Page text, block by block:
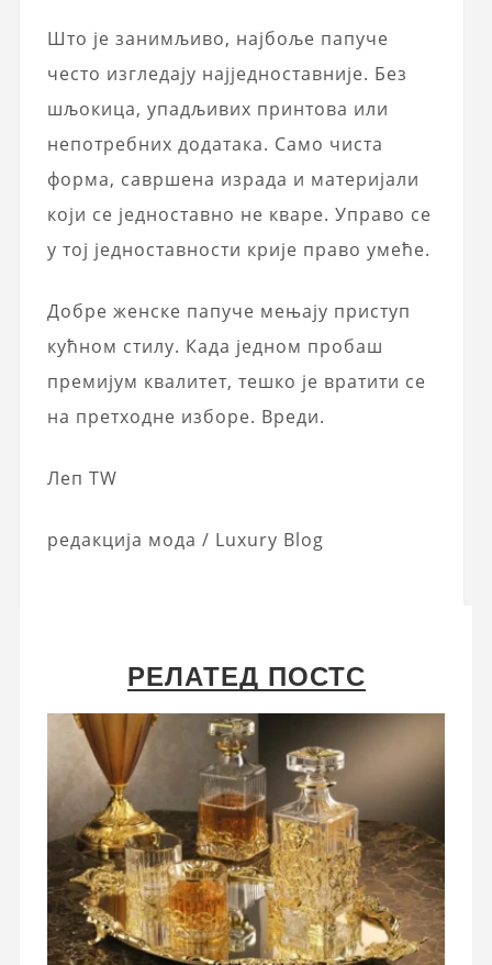
Што је занимљиво, најбоље папуче
често изгледају најједноставније. Без
шљокица, упадљивих принтова или
непотребних додатака. Само чиста
форма, савршена израда и материјали
који се једноставно не кваре. Управо се
у тој једноставности крије право умеће.
Добре женске папуче мењају приступ
кућном стилу. Када једном пробаш
премијум квалитет, тешко је вратити се
на претходне изборе. Вреди.
Леп TW
редакција мода / Luxury Blog
РЕЛАТЕД ПОСТС